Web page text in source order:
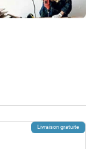
Livraison gratuite